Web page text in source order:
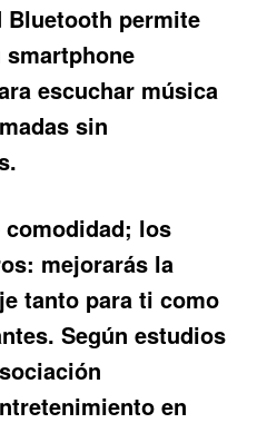
Bluetooth permite
escuchar música
sin
comodidad; los
mejorarás la
tanto para ti como
Según estudios
en